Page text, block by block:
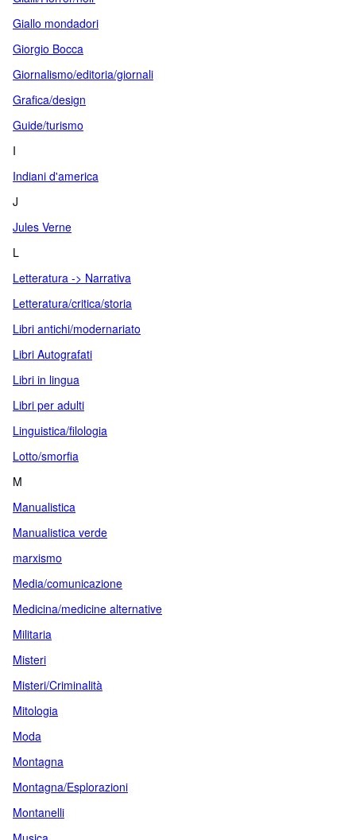
Giallo mondadori
Giorgio Bocca
Giornalismo/editoria/giornali
Grafica/design
Guide/turismo
I
Indiani d'america
J
Jules Verne
L
Letteratura -> Narrativa
Letteratura/critica/storia
Libri antichi/modernariato
Libri Autografati
Libri in lingua
Libri per adulti
Linguistica/filologia
Lotto/smorfia
M
Manualistica
Manualistica verde
marxismo
Media/comunicazione
Medicina/medicine alternative
Militaria
Misteri
Misteri/Criminalità
Mitologia
Moda
Montagna
Montagna/Esplorazioni
Montanelli